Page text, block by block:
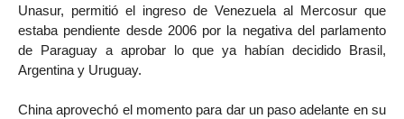
Unasur, permitió el ingreso de Venezuela al Mercosur que
estaba pendiente desde 2006 por la negativa del parlamento
de Paraguay a aprobar lo que ya habían decidido Brasil,
Argentina y Uruguay.
China aprovechó el momento para dar un paso adelante en su